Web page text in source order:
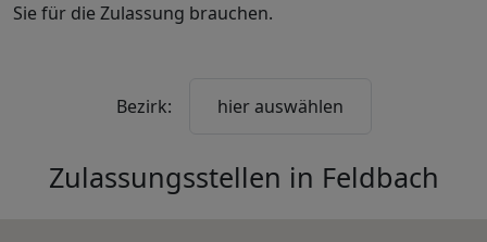
Sie für die Zulassung brauchen.
Bezirk: hier auswählen
Zulassungsstellen in Feldbach